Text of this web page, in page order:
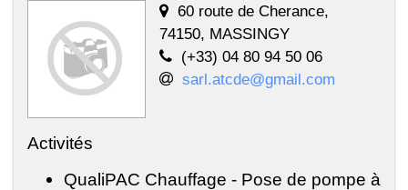
60 route de Cherance,
74150, MASSINGY
(+33) 04 80 94 50 06
sarl.atcde@gmail.com
Activités
QualiPAC Chauffage - Pose de pompe à